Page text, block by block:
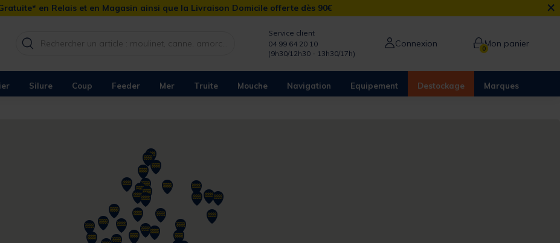
en Relais et en Magasin ainsi que la Livraison Domicile offerte dès 90€ ×
Service client
04 99 64 20 10
(9h30/12h30 - 13h30/17h)
Connexion 0Mon panier
Silure Coup Feeder Mer Truite Mouche Navigation Equipement Destockage Marques